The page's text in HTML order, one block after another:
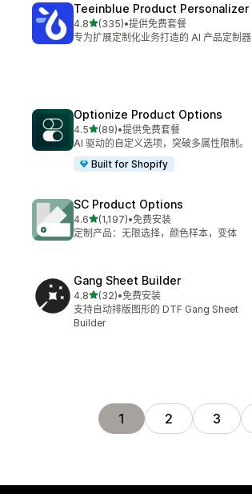
Teeinblue Product Personalizer
4.8星（满分 5 星）
(335)
总共 335 条评论
•提供免费套餐
专为扩展定制化业务打造的 AI 产品定制器
Optionize Product Options
4.5星（满分 5 星）
(89)
总共 89 条评论
•提供免费套餐
AI 驱动的自定义选项，突破多属性限制。
Built for Shopify
SC Product Options
4.6星（满分 5 星）
(1,197)
总共 1197 条评论
•免费安装
定制产品：无限选择，颜色样本，变体
Gang Sheet Builder
4.8星（满分 5 星）
(32)
总共 32 条评论
•免费安装
支持自动排版图形的 DTF Gang Sheet
Builder
1 2 3